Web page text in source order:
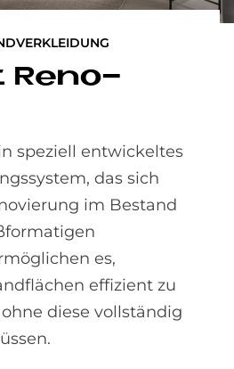
Reno­
speziell entwickeltes
das sich
im Bestand
es,
effizient zu
diese vollständig